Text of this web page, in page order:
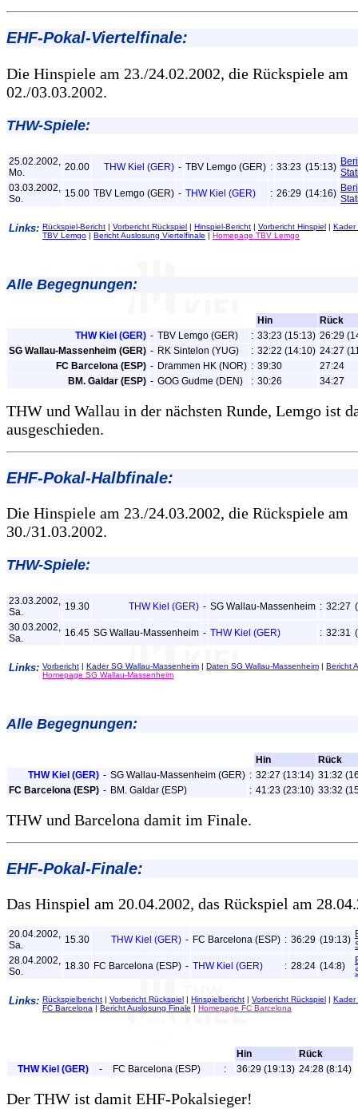
EHF-Pokal-Viertelfinale:
Die Hinspiele am 23./24.02.2002, die Rückspiele am
02./03.03.2002.
THW-Spiele:
25.02.2002,
Mo.
20.00 THW Kiel (GER) - TBV Lemgo (GER) : 33:23 (15:13)
03.03.2002,
So.
15.00 TBV Lemgo (GER) - THW Kiel (GER) : 26:29 (14:16)
Links: Rückspiel-Bericht | Vorbericht Rückspiel | Hinspiel-Bericht | Vorbericht Hinspiel | Kader
TBV Lemgo | Bericht Auslosung Viertelfinale | Homepage TBV Lemgo
Alle Begegnungen:
Hin
Rück
THW Kiel (GER) - TBV Lemgo (GER) : 33:23 (15:13) 26:29
SG Wallau-Massenheim (GER) - RK Sintelon (YUG) : 32:22 (14:10) 24:27
FC Barcelona (ESP) - Drammen HK (NOR) : 39:30
27:24
BM. Galdar (ESP) - GOG Gudme (DEN) : 30:26 34:27
THW und Wallau in der nächsten Runde, Lemgo ist
ausgeschieden.
EHF-Pokal-Halbfinale:
Die Hinspiele am 23./24.03.2002, die Rückspiele am
30./31.03.2002.
THW-Spiele:
23.03.2002,
Sa.
19.30 THW Kiel (GER) - SG Wallau-Massenheim : 32:27
30.03.2002,
Sa.
16.45 SG Wallau-Massenheim - THW Kiel (GER) : 32:31
Links: Vorbericht | Kader SG Wallau-Massenheim | Daten SG Wallau-Massenheim | Bericht
Homepage SG Wallau-Massenheim
Alle Begegnungen:
Hin
Rück
THW Kiel (GER) - SG Wallau-Massenheim (GER) : 32:27 (13:14) 31:32
FC Barcelona (ESP) - BM. Galdar (ESP) : 41:23 (23:10) 33:32
THW und Barcelona damit im Finale.
EHF-Pokal-Finale:
Das Hinspiel am 20.04.2002, das Rückspiel am
20.04.2002,
Sa.
15.30 THW Kiel (GER) - FC Barcelona (ESP) : 36:29 (19:13)
28.04.2002,
So.
18.30 FC Barcelona (ESP) - THW Kiel (GER) : 28:24 (14:8)
Links: Rückspielbericht Vorbericht Rückspiel Hinspielbericht Vorbericht Rückspiel
Kader
FC Barcelona
Bericht Auslosung Finale Homepage FC Barcelona
Hin
Rück
THW Kiel (GER)
- FC Barcelona (ESP) : 36:29 (19:13) 24:28 (8:14)
Der THW ist damit EHF-Pokalsieger!